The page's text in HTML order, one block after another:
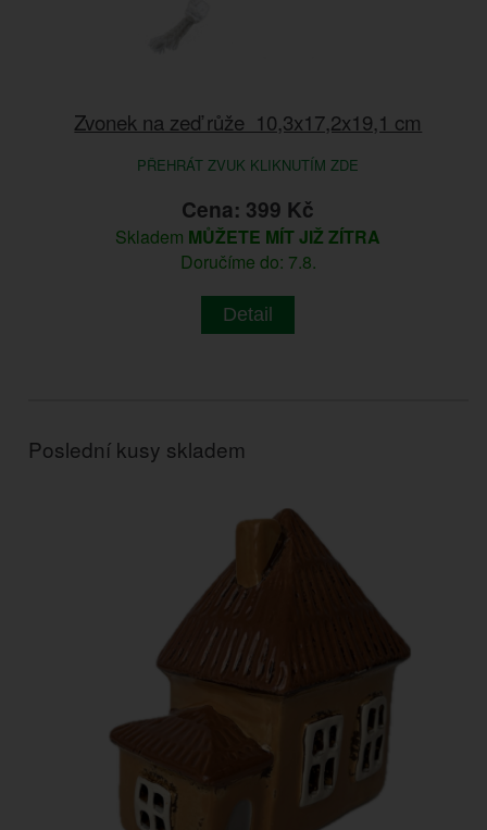
Zvonek na zeď růže 10,3x17,2x19,1 cm
PŘEHRÁT ZVUK KLIKNUTÍM ZDE
Cena: 399 Kč
Skladem MŮŽETE MÍT JIŽ ZÍTRA
Doručíme do: 7.8.
Detail
Poslední kusy skladem